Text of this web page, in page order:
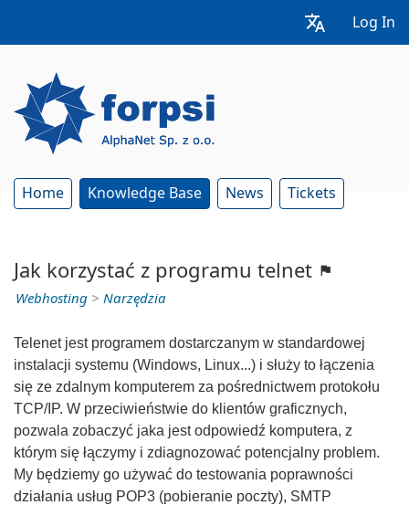
Log In
Home Knowledge Base News Tickets
Jak korzystać z programu telnet
Webhosting > Narzędzia
Telenet jest programem dostarczanym w standardowej
instalacji systemu (Windows, Linux...) i służy to łączenia
się ze zdalnym komputerem za pośrednictwem protokołu
TCP/IP. W przeciwieństwie do klientów graficznych,
pozwala zobaczyć jaka jest odpowiedź komputera, z
którym się łączymy i zdiagnozować potencjalny problem.
My będziemy go używać do testowania poprawności
działania usług POP3 (pobieranie poczty), SMTP